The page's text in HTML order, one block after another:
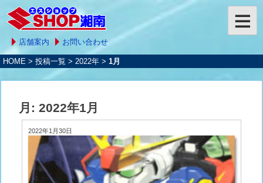
店舗案内 お問い合わせ
HOME > 投稿一覧 > 2022年 > 1月
月: 2022年1月
2022年1月30日